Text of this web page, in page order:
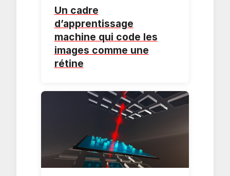
Un cadre
d’apprentissage
machine qui code les
images comme une
rétine